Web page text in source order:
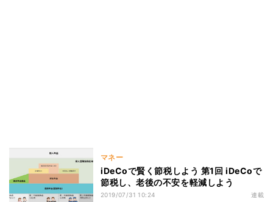
マネー
iDeCoで賢く節税しよう 第1回 iDeCoで
節税し、老後の不安を軽減しよう
2019/07/31 10:24 連載